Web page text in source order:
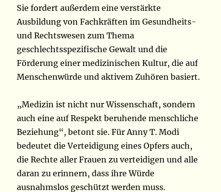
Sie fordert außerdem eine verstärkte
Ausbildung von Fachkräften im Gesundheits-
und Rechtswesen zum Thema
geschlechtsspezifische Gewalt und die
Förderung einer medizinischen Kultur, die auf
Menschenwürde und aktivem Zuhören basiert.
„Medizin ist nicht nur Wissenschaft, sondern
auch eine auf Respekt beruhende menschliche
Beziehung“, betont sie. Für Anny T. Modi
bedeutet die Verteidigung eines Opfers auch,
die Rechte aller Frauen zu verteidigen und alle
daran zu erinnern, dass ihre Würde
ausnahmslos geschützt werden muss.